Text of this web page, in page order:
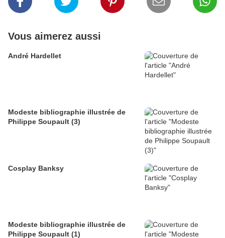
Vous aimerez aussi
André Hardellet
Modeste bibliographie illustrée de
Philippe Soupault (3)
Cosplay Banksy
Modeste bibliographie illustrée de
Philippe Soupault (1)